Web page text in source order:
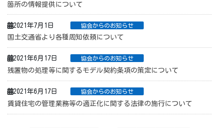
箇所の情報提供について
2021年7月1日 協会からのお知らせ
国土交通省より各種周知依頼について
2021年6月17日 協会からのお知らせ
残置物の処理等に関するモデル契約条項の策定について
2021年6月17日 協会からのお知らせ
賃貸住宅の管理業務等の適正化に関する法律の施行について